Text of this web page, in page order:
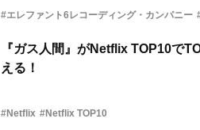
#エレファント6レコーディング・カンパニー
『ガス人間』がNetflix TOP10で
える！
#Netflix #Netflix TOP10